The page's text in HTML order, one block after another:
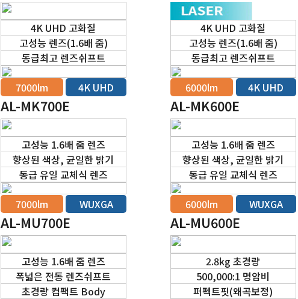
4K UHD 고화질
고성능 렌즈(1.6배 줌)
동급최고 렌즈쉬프트
7000lm 4K UHD
AL-MK700E
4K UHD 고화질
고성능 렌즈(1.6배 줌)
동급최고 렌즈쉬프트
6000lm 4K UHD
AL-MK600E
고성능 1.6배 줌 렌즈
향상된 색상, 균일한 밝기
동급 유일 교체식 렌즈
7000lm WUXGA
AL-MU700E
고성능 1.6배 줌 렌즈
향상된 색상, 균일한 밝기
동급 유일 교체식 렌즈
6000lm WUXGA
AL-MU600E
고성능 1.6배 줌 렌즈
폭넓은 전동 렌즈쉬프트
초경량 컴팩트 Body
2.8kg 초경량
500,000:1 명암비
퍼펙트핏(왜곡보정)